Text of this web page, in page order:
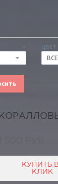
ЦВЕТ
ВСЕ
КУПИТЬ В
КЛИК